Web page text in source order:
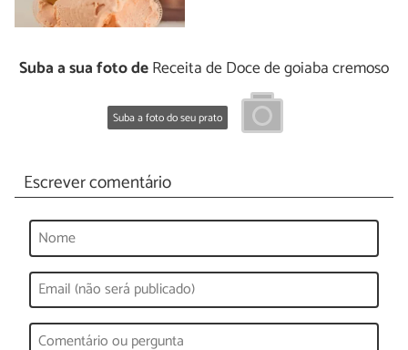
Suba a sua foto deReceita de Doce de goiaba cremoso
Suba a foto do seu prato
Escrever comentário